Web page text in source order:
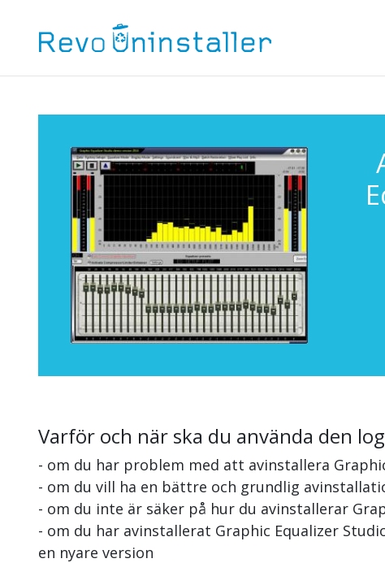
Varför och när ska du använda den
- om du har problem med att avinstallera
- om du vill ha en bättre och grundlig
- om du inte är säker på hur du avinstallerar
- om du har avinstallerat Graphic Equalizer
en nyare version